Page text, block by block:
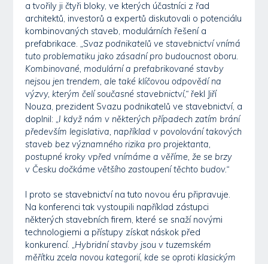
a tvořily ji čtyři bloky, ve kterých účastníci z řad
architektů, investorů a expertů diskutovali o potenciálu
kombinovaných staveb, modulárních řešení a
prefabrikace.„Svaz podnikatelů ve stavebnictví vnímá
tuto problematiku jako zásadní pro budoucnost oboru.
Kombinované, modulární a prefabrikované stavby
nejsou jen trendem, ale také klíčovou odpovědí na
výzvy, kterým čelí současné stavebnictví,“ řekl Jiří
Nouza, prezident Svazu podnikatelů ve stavebnictví, a
doplnil:„I když nám v některých případech zatím brání
především legislativa, například v povolování takových
staveb bez významného rizika pro projektanta,
postupné kroky vpřed vnímáme a věříme, že se brzy
v Česku dočkáme většího zastoupení těchto budov.“
I proto se stavebnictví na tuto novou éru připravuje.
Na konferenci tak vystoupili například zástupci
některých stavebních firem, které se snaží novými
technologiemi a přístupy získat náskok před
konkurencí.„Hybridní stavby jsou v tuzemském
měřítku zcela novou kategorií, kde se oproti klasickým